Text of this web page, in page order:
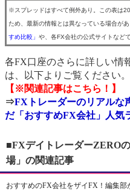
※スプレッドはすべて例外あり。この表は
ため、最新の情報とは異なっている場合が
すめ比較」 や、各FX会社の公式サイトなど
各FX口座のさらに詳しい情
は、以下よりご覧ください。
【※関連記事はこちら！】
⇒FXトレーダーのリアルな
だ「おすすめFX会社」人気
■FXデイトレーダーZERO
場」の関連記事
おすすめのFX会社をザイFX！編集部